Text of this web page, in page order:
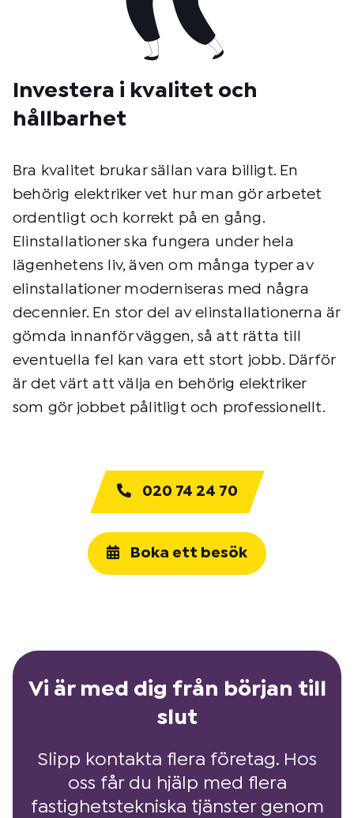
Investera i kvalitet och
hållbarhet
Bra kvalitet brukar sällan vara billigt. En
behörig elektriker vet hur man gör arbetet
ordentligt och korrekt på en gång.
Elinstallationer ska fungera under hela
lägenhetens liv, även om många typer av
elinstallationer moderniseras med några
decennier. En stor del av elinstallationerna är
gömda innanför väggen, så att rätta till
eventuella fel kan vara ett stort jobb. Därför
är det värt att välja en behörig elektriker
som gör jobbet pålitligt och professionellt.
020 74 24 70
Boka ett besök
Vi är med dig från början till
slut
Slipp kontakta flera företag. Hos
oss får du hjälp med flera
fastighetstekniska tjänster genom